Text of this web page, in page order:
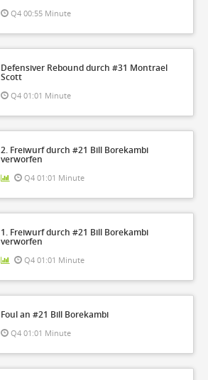
Q4 00:55 Minute
Defensiver Rebound durch #31 Montrael
Scott
Q4 01:01 Minute
2. Freiwurf durch #21 Bill Borekambi
verworfen
Q4 01:01 Minute
1. Freiwurf durch #21 Bill Borekambi
verworfen
Q4 01:01 Minute
Foul an #21 Bill Borekambi
Q4 01:01 Minute